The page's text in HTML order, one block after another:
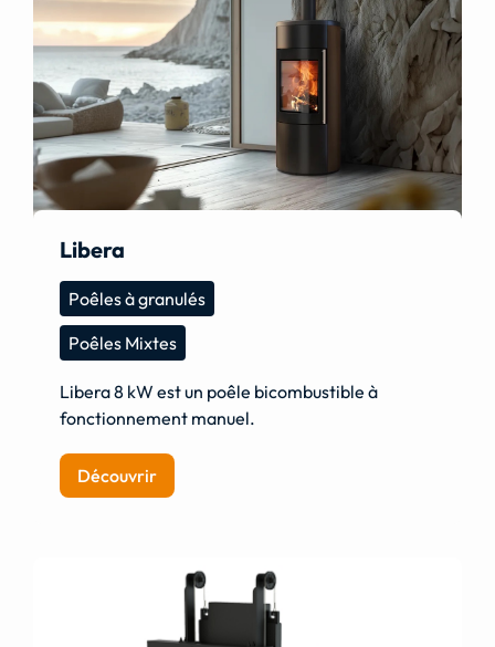
Libera
Poêles à granulés
Poêles Mixtes
Libera 8 kW est un poêle bicombustible à
fonctionnement manuel.
Découvrir